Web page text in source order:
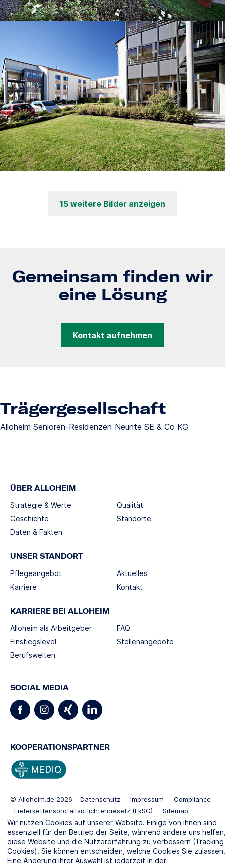
15 weitere Bilder anzeigen
Gemeinsam finden wir
eine Lösung
Kontakt aufnehmen
Trägergesellschaft
Alloheim Senioren-Residenzen Neunte SE & Co KG
ÜBER ALLOHEIM
Strategie & Werte
Geschichte
Daten & Fakten
Qualität
Standorte
UNSER STANDORT
Pflegeangebot
Karriere
Aktuelles
Kontakt
KARRIERE BEI ALLOHEIM
Alloheim als Arbeitgeber
Einstiegslevel
Berufswelten
FAQ
Stellenangebote
SOCIAL MEDIA
KOOPERATIONSPARTNER
© Alloheim.de 2026 Datenschutz Impressum
Compliance
Lieferkettensorgfaltspflichtengesetz (LkSG)
Sitemap
Gender Disclaimer
Standorte:
Pflegeheim Berlin
Pflegeheim Kiel
Wir nutzen Cookies auf unserer Website. Einige von ihnen sind
essenziell für den Betrieb der Seite, während andere uns
diese Website und die Nutzererfahrung zu verbessern (Tracking
Cookies). Sie können entscheiden, welche Cookies Sie zulassen.
Eine Änderung Ihrer Auswahl ist jederzeit in der